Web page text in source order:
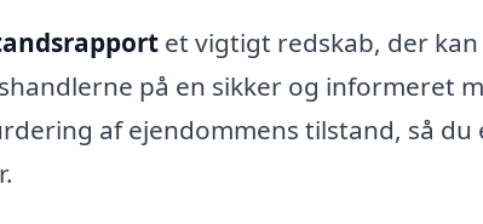
et vigtigt redskab, der kan
på en sikker og informeret
af ejendommens tilstand, så du